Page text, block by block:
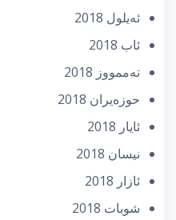
ئه‌یلول 2018
ئاب 2018
تەممووز 2018
حوزه‌یران 2018
ئایار 2018
نیسان 2018
ئازار 2018
شوبات 2018